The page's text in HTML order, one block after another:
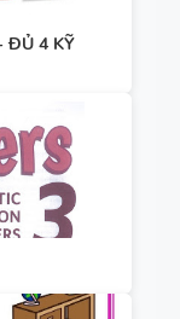
ĐỦ 4 KỸ